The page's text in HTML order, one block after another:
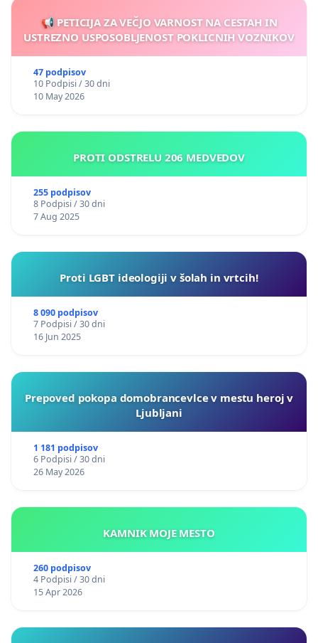
Nina Marinčič
Neja Šmid
Koen Van Daele
Urška Šmid
Jaafar Alsalman
Emmanuel P. Nnandi
Barbaro Vladimir Batista Ricardo
Ntawigaya Vincent
Jean-Baptiste Niyongere
Olivier-Gael Ndayisaba
Christoper Nimobona
Yassine Ennovini
📢 PETICIJA ZA VEČJO VARNOST NA CESTAH IN
USTREZNO USPOSOBLJENOST POKLICNIH VOZNIKOV
47 podpisov
10 Podpisi / 30 dni
10 May 2026
PROTI ODSTRELU 206 MEDVEDOV
255 podpisov
8 Podpisi / 30 dni
7 Aug 2025
Proti LGBT ideologiji v šolah in vrtcih!
8 090 podpisov
7 Podpisi / 30 dni
16 Jun 2025
Prepoved pokopa domobrancevlce v mestu heroj v
Ljubljani
1 181 podpisov
6 Podpisi / 30 dni
26 May 2026
KAMNIK MOJE MESTO
260 podpisov
4 Podpisi / 30 dni
15 Apr 2026